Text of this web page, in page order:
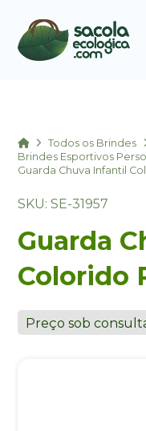
HomeTodos os Brindes
Brindes Esportivos
Guarda Chuva Infantil
SKU: SE-31957
Guarda
Colorido
Preço sob
+55
Eu concordo